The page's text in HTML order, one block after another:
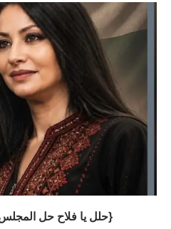
{حلل يا فلاح حل